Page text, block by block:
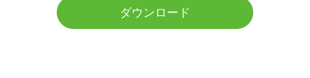
ダウンロード